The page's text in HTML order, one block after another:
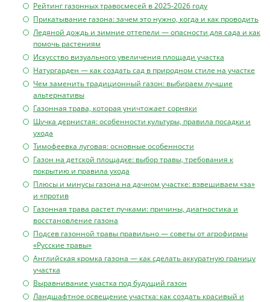
Рейтинг газонных травосмесей в 2025-2026 году
Прикатывание газона: зачем это нужно, когда и как проводить
Ледяной дождь и зимние оттепели — опасности для сада и как
помочь растениям
Искусство визуального увеличения площади участка
Натургарден — как создать сад в природном стиле на участке
Чем заменить традиционный газон: выбираем лучшие
альтернативы
Газонная трава, которая уничтожает сорняки
Щучка дернистая: особенности культуры, правила посадки и
ухода
Тимофеевка луговая: основные особенности
Газон на детской площадке: выбор травы, требования к
покрытию и правила ухода
Плюсы и минусы газона на дачном участке: взвешиваем «за»
и «против
Газонная трава растет пучками: причины, диагностика и
восстановление газона
Подсев газонной травы правильно — советы от агрофирмы
«Русские травы»
Английская кромка газона — как сделать аккуратную границу
участка
Выравнивание участка под будущий газон
Ландшафтное освещение участка: как создать красивый и